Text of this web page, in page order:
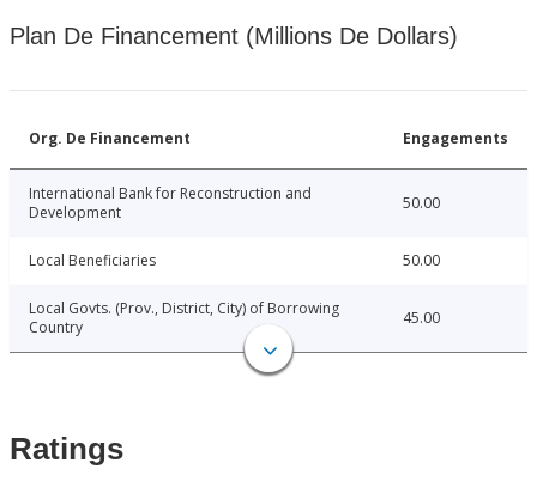
Plan De Financement (Millions De Dollars)
Org. De Financement Engagements
International Bank for Reconstruction and
Development
50.00
Local Beneficiaries 50.00
Local Govts. (Prov., District, City) of Borrowing
Country
45.00
Ratings